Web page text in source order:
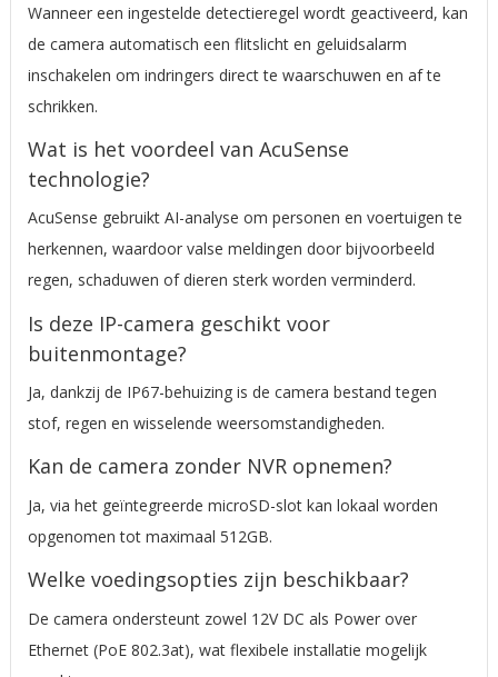
Wanneer een ingestelde detectieregel wordt geactiveerd, kan
de camera automatisch een flitslicht en geluidsalarm
inschakelen om indringers direct te waarschuwen en af te
schrikken.
Wat is het voordeel van AcuSense
technologie?
AcuSense gebruikt AI-analyse om personen en voertuigen te
herkennen, waardoor valse meldingen door bijvoorbeeld
regen, schaduwen of dieren sterk worden verminderd.
Is deze IP-camera geschikt voor
buitenmontage?
Ja, dankzij de IP67-behuizing is de camera bestand tegen
stof, regen en wisselende weersomstandigheden.
Kan de camera zonder NVR opnemen?
Ja, via het geïntegreerde microSD-slot kan lokaal worden
opgenomen tot maximaal 512GB.
Welke voedingsopties zijn beschikbaar?
De camera ondersteunt zowel 12V DC als Power over
Ethernet (PoE 802.3at), wat flexibele installatie mogelijk